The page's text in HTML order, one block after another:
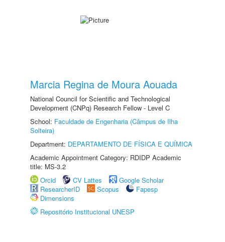
Marcia Regina de Moura Aouada
National Council for Scientific and Technological
Development (CNPq) Research Fellow - Level C
School: Faculdade de Engenharia (Câmpus de Ilha
Solteira)
Department: DEPARTAMENTO DE FÍSICA E QUÍMICA
Academic Appointment Category: RDIDP Academic
title: MS-3.2
Orcid
CV Lattes
Google Scholar
ResearcherID
Scopus
Fapesp
Dimensions
Repositório Institucional UNESP